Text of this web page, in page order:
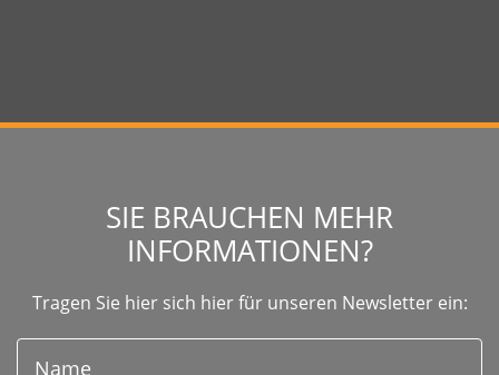
SIE BRAUCHEN MEHR
INFORMATIONEN?
Tragen Sie hier sich hier für unseren Newsletter ein: